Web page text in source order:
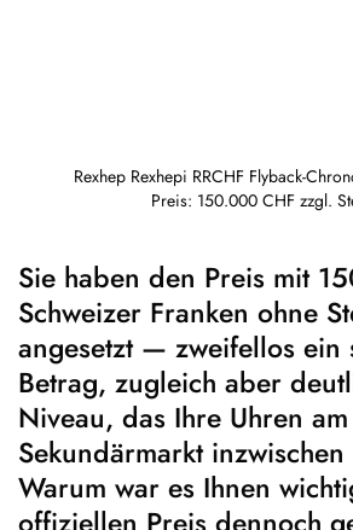
Rexhep Rexhepi RRCHF Flyback-
Preis: 150.000 CHF zzgl.
Sie haben den Preis mit
Schweizer Franken ohne
angesetzt — zweifellos ein
Betrag, zugleich aber
Niveau, das Ihre Uhren am
Sekundärmarkt
Warum war es Ihnen